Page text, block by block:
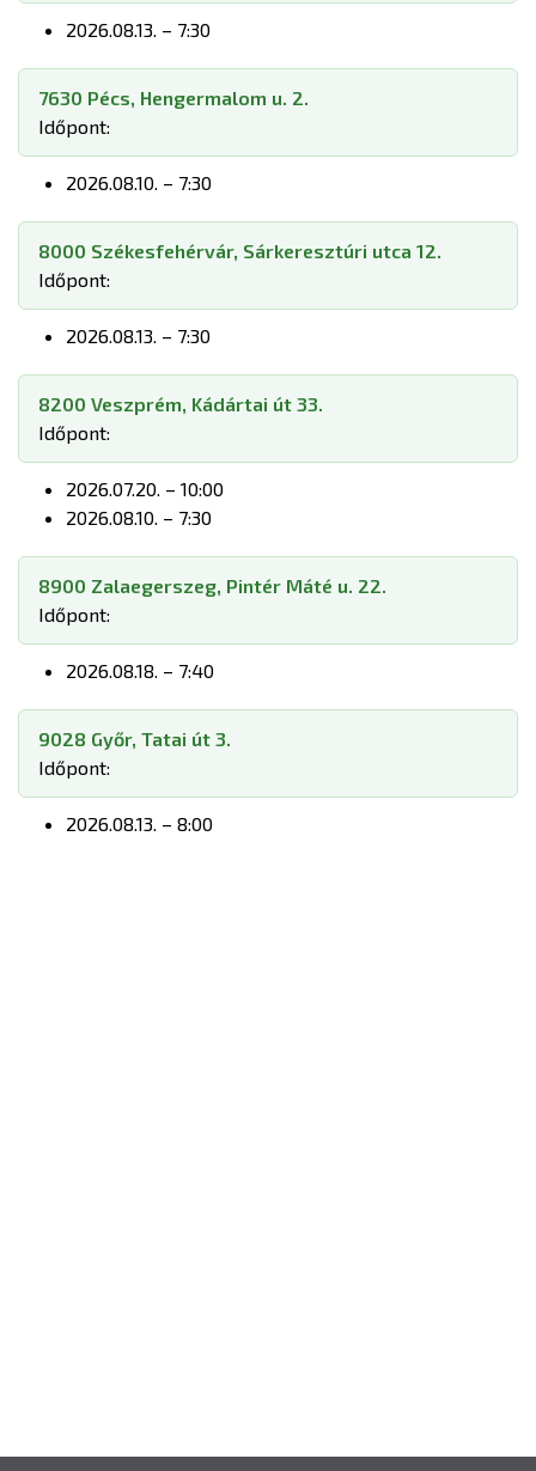
2026.08.13. – 7:30
7630 Pécs, Hengermalom u. 2.
Időpont:
2026.08.10. – 7:30
8000 Székesfehérvár, Sárkeresztúri utca 12.
Időpont:
2026.08.13. – 7:30
8200 Veszprém, Kádártai út 33.
Időpont:
2026.07.20. – 10:00
2026.08.10. – 7:30
8900 Zalaegerszeg, Pintér Máté u. 22.
Időpont:
2026.08.18. – 7:40
9028 Győr, Tatai út 3.
Időpont:
2026.08.13. – 8:00